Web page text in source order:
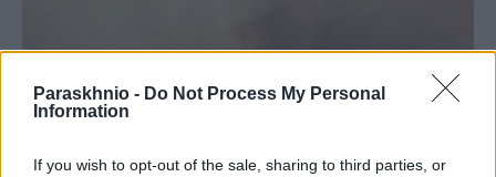
Paraskhnio - Do Not Process My Personal
Information
If you wish to opt-out of the sale, sharing to third parties, or